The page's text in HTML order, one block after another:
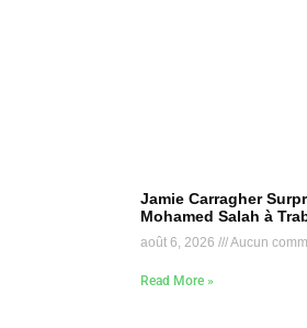
Jamie Carragher
Mohamed Salah à
août 6, 2026 Aucun
Read More »